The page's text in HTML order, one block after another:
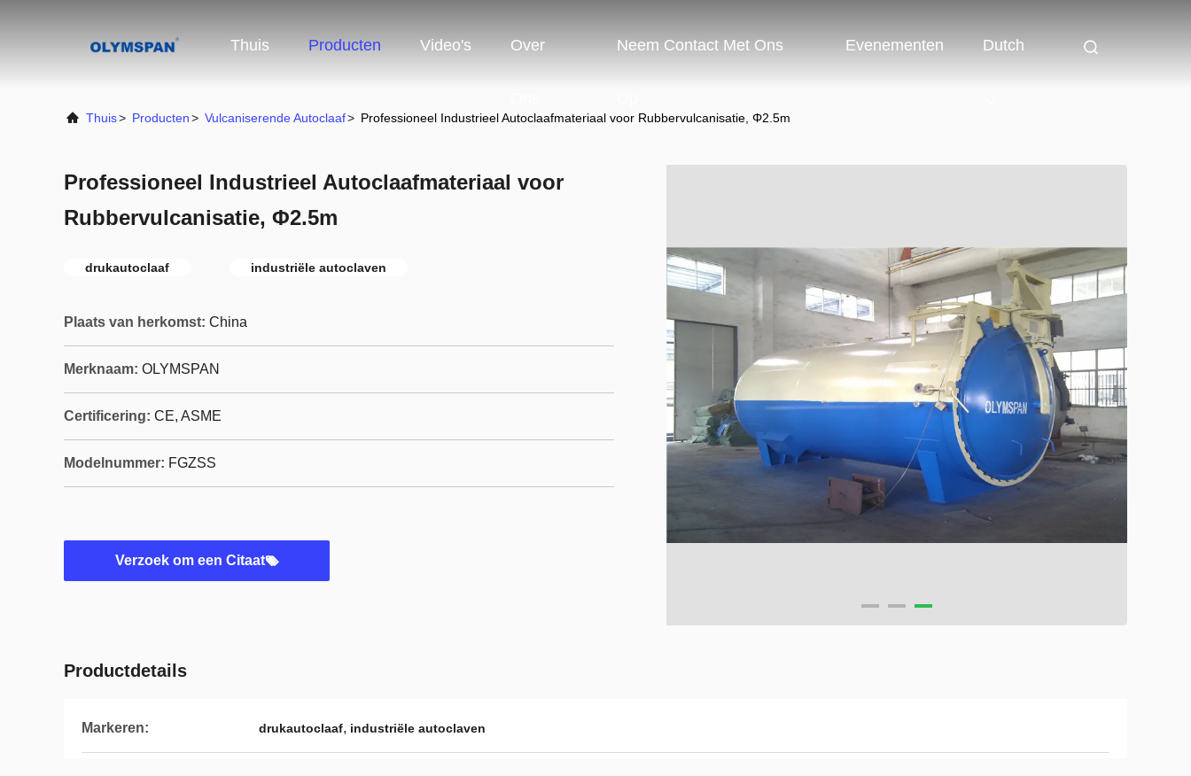
Thuis Producten Video's Over Neem Contact Met Ons Evenementen Dutch
Thuis> Producten> Vulcaniserende Autoclaaf> Professioneel Industrieel Autoclaafmateriaal voor Rubbervulcanisatie, Φ2.5m
Professioneel Industrieel Autoclaafmateriaal voor
Rubbervulcanisatie, Φ2.5m
drukautoclaaf industriële autoclaven
Plaats van herkomst: China
Merknaam: OLYMSPAN
Certificering: CE, ASME
Modelnummer: FGZSS
Verzoek om een Citaat
Productdetails
Markeren: drukautoclaaf, industriële autoclaven